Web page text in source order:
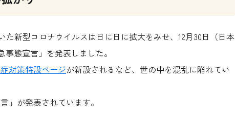
た新型コロナウイルスは日に日に拡大をみせ、12月30日（日本
事態宣言」を発表しました。
対策特設ページが新設されるなど、世の中を混乱に陥れてい
」が発表されています。